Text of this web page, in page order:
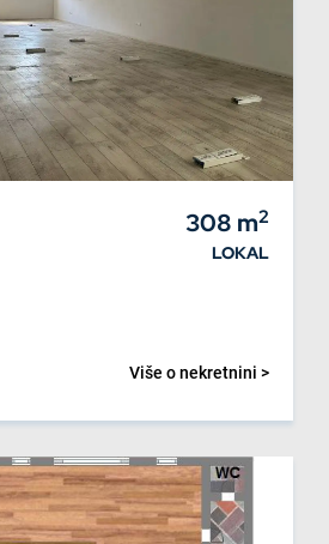
308 m2
LOKAL
Više o nekretnini >